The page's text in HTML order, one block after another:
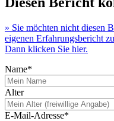
» Sie möchten nicht diesen
eigenen Erfahrungsbericht
Dann klicken Sie hier.
Name*
Alter
E-Mail-Adresse*